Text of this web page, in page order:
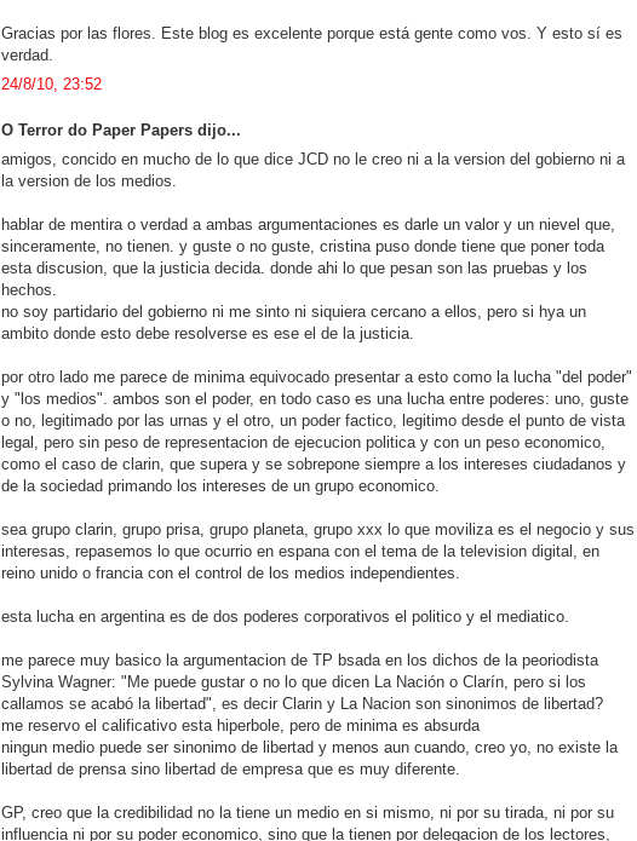
Gracias por las flores. Este blog es excelente porque está gente como vos. Y esto sí es
verdad.
24/8/10, 23:52
O Terror do Paper Papers dijo...
amigos, concido en mucho de lo que dice JCD no le creo ni a la version del gobierno ni a
la version de los medios.
hablar de mentira o verdad a ambas argumentaciones es darle un valor y un nievel que,
sinceramente, no tienen. y guste o no guste, cristina puso donde tiene que poner toda
esta discusion, que la justicia decida. donde ahi lo que pesan son las pruebas y los
hechos.
no soy partidario del gobierno ni me sinto ni siquiera cercano a ellos, pero si hya un
ambito donde esto debe resolverse es ese el de la justicia.
por otro lado me parece de minima equivocado presentar a esto como la lucha "del poder"
y "los medios". ambos son el poder, en todo caso es una lucha entre poderes: uno, guste
o no, legitimado por las urnas y el otro, un poder factico, legitimo desde el punto de vista
legal, pero sin peso de representacion de ejecucion politica y con un peso economico,
como el caso de clarin, que supera y se sobrepone siempre a los intereses ciudadanos y
de la sociedad primando los intereses de un grupo economico.
sea grupo clarin, grupo prisa, grupo planeta, grupo xxx lo que moviliza es el negocio y sus
interesas, repasemos lo que ocurrio en espana con el tema de la television digital, en
reino unido o francia con el control de los medios independientes.
esta lucha en argentina es de dos poderes corporativos el politico y el mediatico.
me parece muy basico la argumentacion de TP bsada en los dichos de la peoriodista
Sylvina Wagner: "Me puede gustar o no lo que dicen La Nación o Clarín, pero si los
callamos se acabó la libertad", es decir Clarin y La Nacion son sinonimos de libertad?
me reservo el calificativo esta hiperbole, pero de minima es absurda
ningun medio puede ser sinonimo de libertad y menos aun cuando, creo yo, no existe la
libertad de prensa sino libertad de empresa que es muy diferente.
GP, creo que la credibilidad no la tiene un medio en si mismo, ni por su tirada, ni por su
influencia ni por su poder economico, sino que la tienen por delegacion de los lectores,